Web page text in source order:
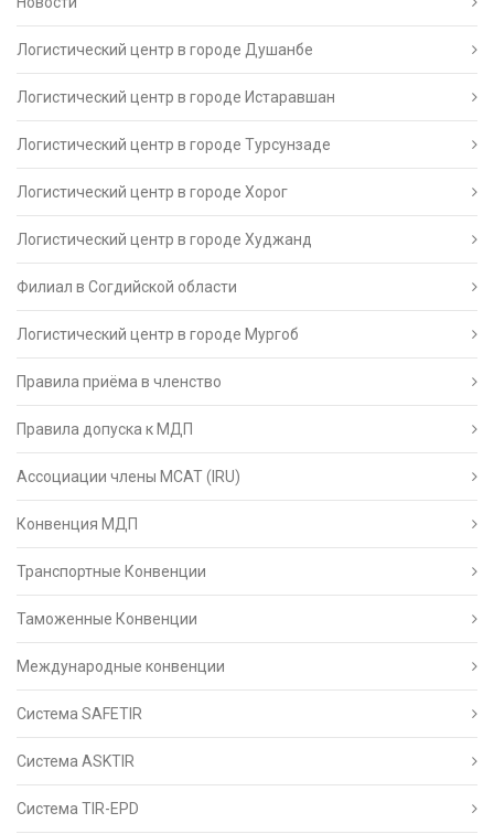
Логистический центр в городе Душанбе
Логистический центр в городе Истаравшан
Логистический центр в городе Турсунзаде
Логистический центр в городе Хорог
Логистический центр в городе Худжанд
Филиал в Согдийской области
Логистический центр в городе Мургоб
Правила приёма в членство
Правила допуска к МДП
Ассоциации члены МСАТ (IRU)
Конвенция МДП
Транспортные Конвенции
Таможенные Конвенции
Международные конвенции
Система SAFETIR
Система ASKTIR
Система TIR-EPD